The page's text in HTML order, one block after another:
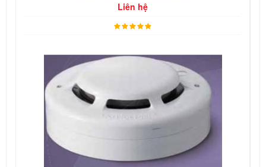
Liên hệ